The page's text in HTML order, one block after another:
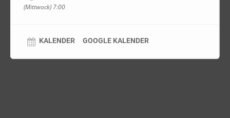
(Mittwock) 7:00
KALENDER GOOGLE KALENDER